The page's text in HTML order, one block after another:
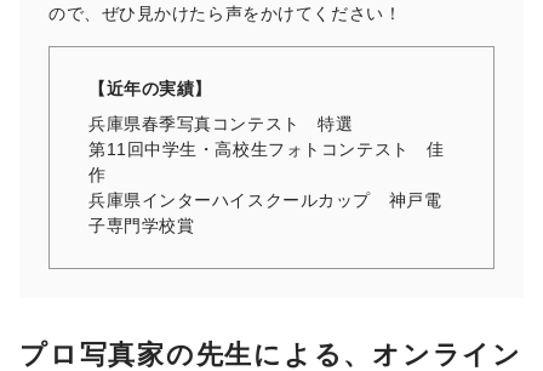
ので、 ぜひ見かけたら声をかけてください！
【近年の実績】
兵庫県春季写真コンテスト 特選
第11回中学生・高校生フォトコンテスト 佳
作
兵庫県インターハイスクールカップ 神戸電
子専門学校賞
プロ写真家の先生による、オンライン